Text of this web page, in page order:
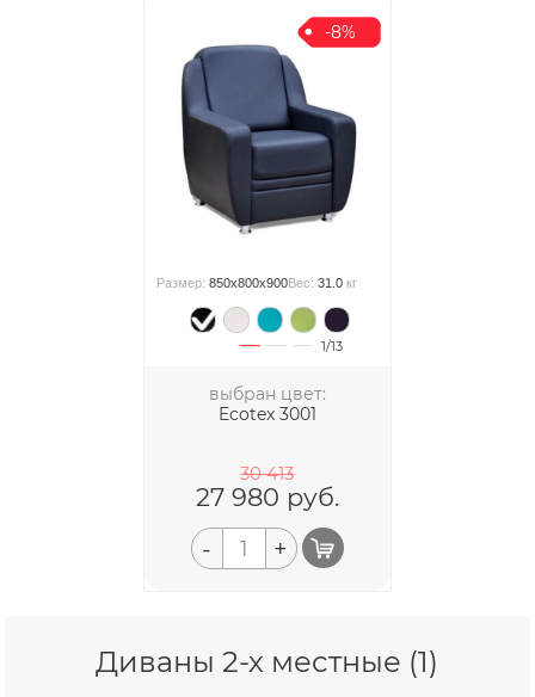
-8%
Размер:850x800x900Вес:31.0 кг
1/13
выбран цвет:
Ecotex 3001
30 413
27 980 руб.
- +
Диваны 2-х местные (1)